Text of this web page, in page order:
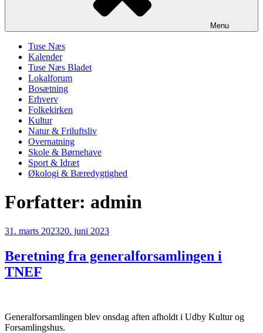
Menu
Tuse Næs
Kalender
Tuse Næs Bladet
Lokalforum
Bosætning
Erhverv
Folkekirken
Kultur
Natur & Friluftsliv
Overnatning
Skole & Børnehave
Sport & Idræt
Økologi & Bæredygtighed
Forfatter: admin
Udgivet
31. marts 202320. juni 2023
Beretning fra generalforsamlingen i
TNEF
Generalforsamlingen blev onsdag aften afholdt i Udby Kultur og
Forsamlingshus.